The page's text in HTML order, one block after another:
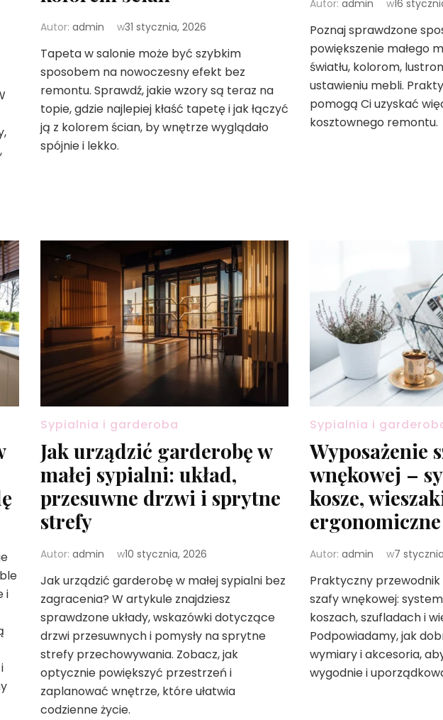
Autor: admin w31 stycznia, 2026
Tapeta w salonie może być szybkim
sposobem na nowoczesny efekt bez
remontu. Sprawdź, jakie wzory są teraz na
topie, gdzie najlepiej kłaść tapetę i jak łączyć
ją z kolorem ścian, by wnętrze wyglądało
spójnie i lekko.
Autor: admin w16
Poznaj sprawdzone
powiększenie małego
światłu, kolorom,
ustawieniu mebli.
pomogą Ci uzyskać
kosztownego remontu.
i
Sypialnia i garderoba
Jak urządzić garderobę w
małej sypialni: układ,
przesuwne drzwi i sprytne
strefy
Autor: admin w10 stycznia, 2026
Jak urządzić garderobę w małej sypialni bez
zagracenia? W artykule znajdziesz
sprawdzone układy, wskazówki dotyczące
drzwi przesuwnych i pomysły na sprytne
strefy przechowywania. Zobacz, jak
optycznie powiększyć przestrzeń i
zaplanować wnętrze, które ułatwia
codzienne życie.
Sypialnia i
Wyposażenie
wnękowej –
kosze,
Autor: admin w7
Praktyczny
szafy wnękowej:
koszach, szufladach i
Podpowiadamy, jak
wymiary i akcesoria,
wygodnie i